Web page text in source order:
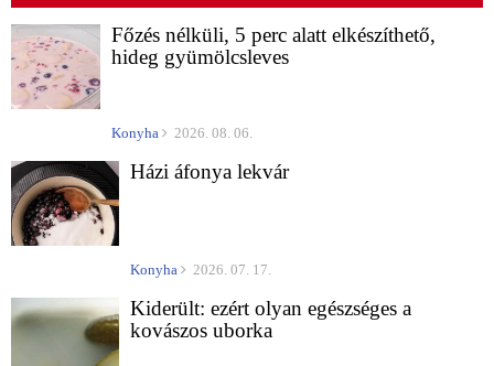
Főzés nélküli, 5 perc alatt elkészíthető,
hideg gyümölcsleves
Konyha 2026. 08. 06.
Házi áfonya lekvár
Konyha 2026. 07. 17.
Kiderült: ezért olyan egészséges a
kovászos uborka